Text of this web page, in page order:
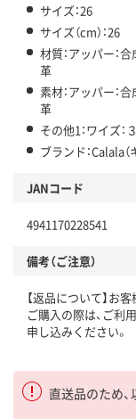
サイズ：26
サイズ（cm）：26
材質：アッパー：
革
素材：アッパー：
革
その他1：ワイズ：
ブランド：Calala（
JANコード
4941170228541
備考（ご注意）
【返品について】お
ご購入の際は、ご利
申し込みください。
直送品のため